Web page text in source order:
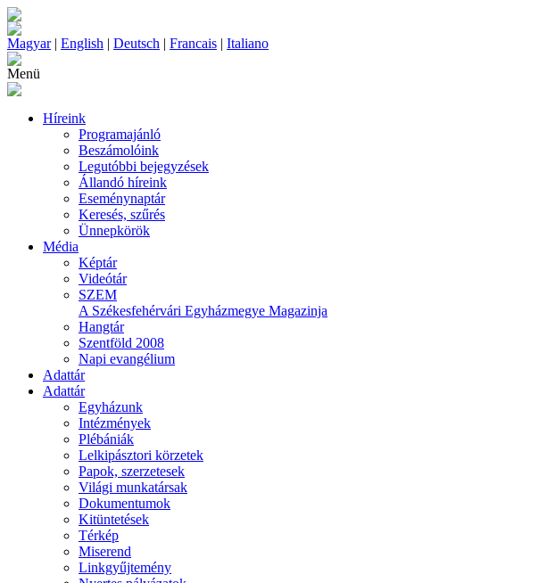
Magyar| English | Deutsch | Francais | Italiano
Menü
Híreink
Programajánló
Beszámolóink
Legutóbbi bejegyzések
Állandó híreink
Eseménynaptár
Keresés, szűrés
Ünnepkörök
Média
Képtár
Videótár
SZEM
A Székesfehérvári Egyházmegye Magazinja
Hangtár
Szentföld 2008
Napi evangélium
Adattár
Adattár
Egyházunk
Intézmények
Plébániák
Lelkipásztori körzetek
Papok, szerzetesek
Világi munkatársak
Dokumentumok
Kitüntetések
Térkép
Miserend
Linkgyűjtemény